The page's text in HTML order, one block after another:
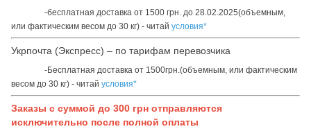
-бесплатная доставка от 1500 грн. до 28.02.2025(объемным,
или фактическим весом до 30 кг) - читай условия*
Укрпочта (Экспресс) – по тарифам перевозчика
-Бесплатная доставка от 1500грн.(объемным, или фактическим
весом до 30 кг) - читай условия*
Заказы с суммой до 300 грн отправляются
исключительно после полной оплаты